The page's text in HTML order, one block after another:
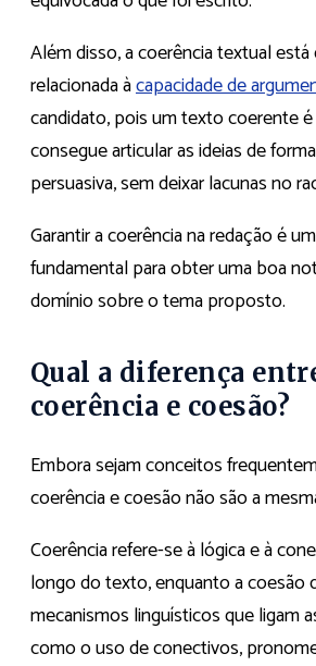
Além disso, a coerência textual
relacionada àcapacidade de
candidato, pois um texto coerente
consegue articular as ideias de
persuasiva, sem deixar lacunas no
Garantir a coerência na redação é
fundamental para obter uma boa
domínio sobre o tema proposto.
Qual a diferença
coerência e coesão?
Embora sejam conceitos
coerência e coesão não são a
Coerência refere-se à lógica e à
longo do texto, enquanto a coesão
mecanismos linguísticos que ligam
como o uso de conectivos,